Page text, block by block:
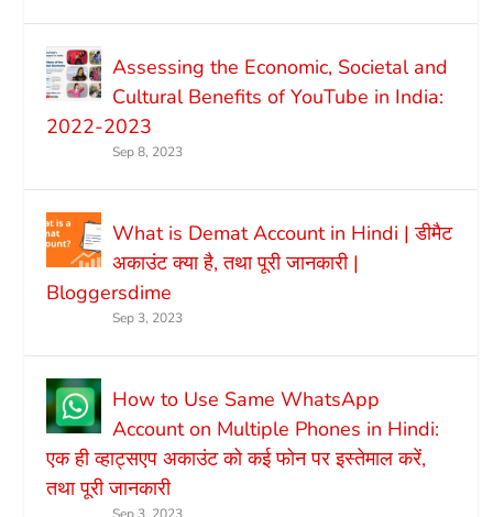
Assessing the Economic, Societal and
Cultural Benefits of YouTube in India:
2022-2023
Sep 8, 2023
What is Demat Account in Hindi | डीमैट
अकाउंट क्या है, तथा पूरी जानकारी |
Bloggersdime
Sep 3, 2023
How to Use Same WhatsApp
Account on Multiple Phones in Hindi:
एक ही व्हाट्सएप अकाउंट को कई फोन पर इस्तेमाल करें,
तथा पूरी जानकारी